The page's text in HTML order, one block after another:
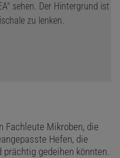
Fachleute Mikroben, die
Hefen, die
gedeihen könnten.